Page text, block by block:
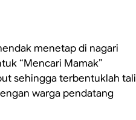
menetap di nagari
“Mencari Mamak”
sehingga terbentuklah tali
warga pendatang